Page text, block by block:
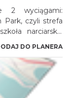
2 wyciągami:
czyli strefa
narciarska,
DO PLANERA